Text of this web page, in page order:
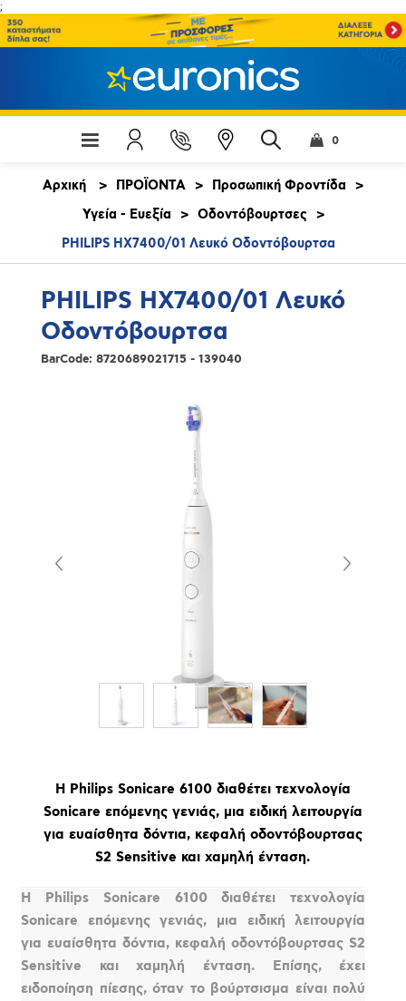
;
0
Αρχική > ΠΡΟΪΟΝΤΑ > Προσωπική Φροντίδα
>
Υγεία - Ευεξία
> Οδοντόβουρτσες
>
PHILIPS HX7400/01 Λευκό Οδοντόβουρτσα
PHILIPS HX7400/01 Λευκό
Οδοντόβουρτσα
BarCode: 8720689021715 - 139040
Η Philips Sonicare 6100 διαθέτει τεχνολογία
Sonicare επόμενης γενιάς, μια ειδική λειτουργία
για ευαίσθητα δόντια, κεφαλή οδοντόβουρτσας
S2 Sensitive και χαμηλή ένταση.
Η Philips Sonicare 6100 διαθέτει τεχνολογία
Sonicare επόμενης γενιάς, μια ειδική λειτουργία
για ευαίσθητα δόντια, κεφαλή οδοντόβουρτσας S2
Sensitive και χαμηλή ένταση. Επίσης, έχει
ειδοποίηση πίεσης, όταν το βούρτσισμα είναι πολύ